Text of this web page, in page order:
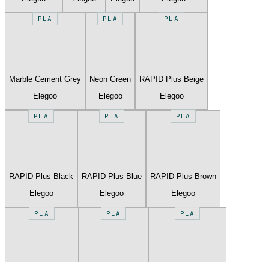
PLA
Marble Cement Grey
Elegoo
PLA
Neon Green
Elegoo
PLA
RAPID Plus Beige
Elegoo
PLA
RAPID Plus Black
Elegoo
PLA
RAPID Plus Blue
Elegoo
PLA
RAPID Plus Brown
Elegoo
PLA PLA PLA